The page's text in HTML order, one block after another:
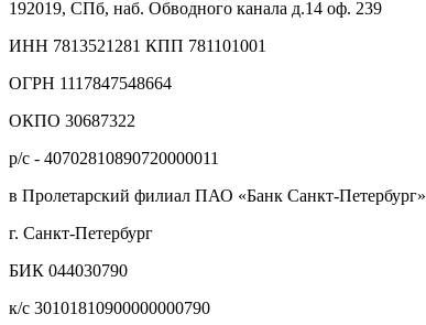
192019, СПб, наб. Обводного канала д.14 оф. 239
ИНН 7813521281 КПП 781101001
ОГРН 1117847548664
ОКПО 30687322
р/с - 40702810890720000011
в Пролетарский филиал ПАО «Банк Санкт-Петербург»
г. Санкт-Петербург
БИК 044030790
к/с 30101810900000000790